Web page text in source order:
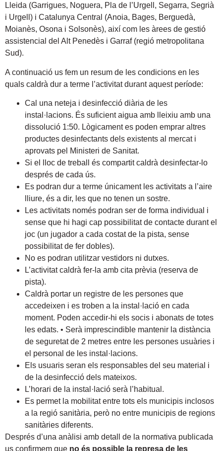
Lleida (Garrigues, Noguera, Pla de l’Urgell, Segarra, Segrià
i Urgell) i Catalunya Central (Anoia, Bages, Berguedà,
Moianès, Osona i Solsonès), així com les àrees de gestió
assistencial del Alt Penedès i Garraf (regió metropolitana
Sud).
A continuació us fem un resum de les condicions en les
quals caldrà dur a terme l’activitat durant aquest període:
Cal una neteja i desinfecció diària de les
instal·lacions. És suficient aigua amb lleixiu amb una
dissolució 1:50. Lògicament es poden emprar altres
productes desinfectants dels existents al mercat i
aprovats pel Ministeri de Sanitat.
Si el lloc de treball és compartit caldrà desinfectar-lo
després de cada ús.
Es podran dur a terme únicament les activitats a l’aire
lliure, és a dir, les que no tenen un sostre.
Les activitats només podran ser de forma individual i
sense que hi hagi cap possibilitat de contacte durant el
joc (un jugador a cada costat de la pista, sense
possibilitat de fer dobles).
No es podran utilitzar vestidors ni dutxes.
L’activitat caldrà fer-la amb cita prèvia (reserva de
pista).
Caldrà portar un registre de les persones que
accedeixen i es troben a la instal·lació en cada
moment. Poden accedir-hi els socis i abonats de totes
les edats. • Serà imprescindible mantenir la distància
de seguretat de 2 metres entre les persones usuàries i
el personal de les instal·lacions.
Els usuaris seran els responsables del seu material i
de la desinfecció dels mateixos.
L’horari de la instal·lació serà l’habitual.
Es permet la mobilitat entre tots els municipis inclosos
a la regió sanitària, però no entre municipis de regions
sanitàries diferents.
Després d’una anàlisi amb detall de la normativa publicada
us confirmem que no és possible la represa de les